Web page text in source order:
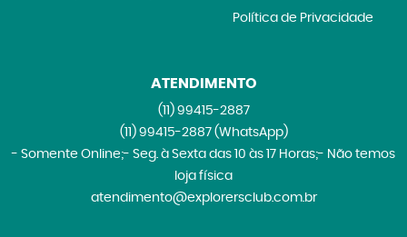
Política de Privacidade
ATENDIMENTO
(11)99415-2887
(11)99415-2887 (WhatsApp)
- Somente Online;- Seg. à Sexta das 10 às 17 Horas;- Não temos
loja física
atendimento@explorersclub.com.br